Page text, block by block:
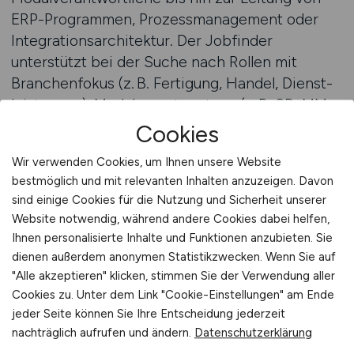
ERP-Programmen, Prozess­management oder
Integrations­architektur. Der Jobfinder
unterstützt bei der Suche nach Rollen mit
Branchen­fokus (z. B. Fertigung, Handel, Dienst­
leistungen), Modul­verantwortung (z. B. SD, MM,
FI/CO, HR, PP) oder Spezialisierungen in
Schnittstellen- oder Reporting-Themen.
Wichtige Skills: Prozess­analyse, Change-
Management, SAP-Customizing, Release-
Management, Test­management, Template-
Entwicklung, Projekt­steuerung, Rechte- und
Rollen­konzept, Schulungs­erstellung, Audit­
vorbereitung, sowie Kommunikation mit
Fachbereichen und IT-Partnern. ERP-Jobs sind
keine Backoffice-Tätig­keiten – sondern
tragende Rollen für betriebliche Steuerung und
Cookies
Wir verwenden Cookies, um Ihnen unsere Website
bestmöglich und mit relevanten Inhalten anzuzeigen. Davon
sind einige Cookies für die Nutzung und Sicherheit unserer
Website notwendig, während andere Cookies dabei helfen,
Ihnen personalisierte Inhalte und Funktionen anzubieten. Sie
dienen außerdem anonymen Statistikzwecken. Wenn Sie auf
"Alle akzeptieren" klicken, stimmen Sie der Verwendung aller
Cookies zu. Unter dem Link "Cookie-Einstellungen" am Ende
jeder Seite können Sie Ihre Entscheidung jederzeit
nachträglich aufrufen und ändern. Datenschutzerklärung